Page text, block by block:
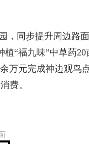
，同步提升周边路
“福九味”中草药
万元完成神边观鸟
费。